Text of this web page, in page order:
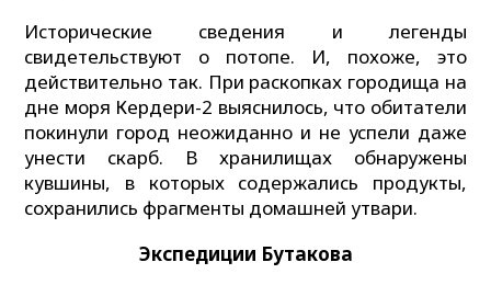
Исторические сведения и легенды
свидетельствуют о потопе. И, похоже, это
действительно так. При раскопках городища на
дне моря Кердери-2 выяснилось, что обитатели
покинули город неожиданно и не успели даже
унести скарб. В хранилищах обнаружены
кувшины, в которых содержались продукты,
сохранились фрагменты домашней утвари.
Экспедиции Бутакова